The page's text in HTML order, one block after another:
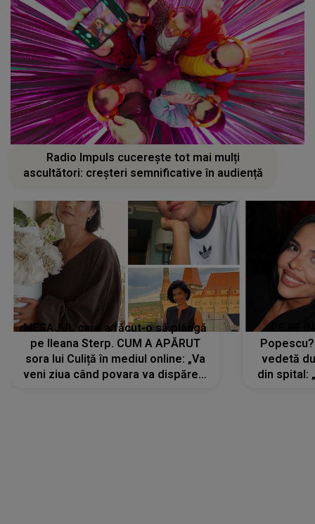
Radio Impuls cucerește tot mai mulți
ascultători: creșteri semnificative în audiență
MESAJUL care a făcut-o să plângă
pe Ileana Sterp. CUM A APĂRUT
sora lui Culiță în mediul online: „Va
veni ziua când povara va dispărea,
vedetă
din spital: